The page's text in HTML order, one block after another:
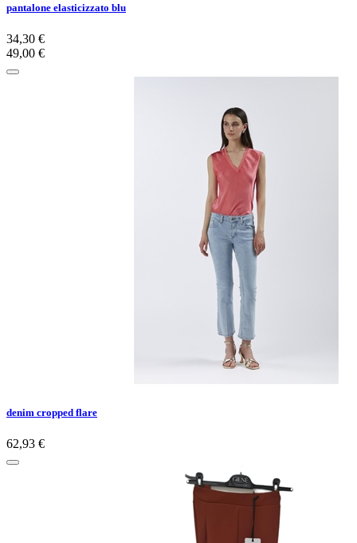
pantalone elasticizzato blu
34,30 €
49,00 €
denim cropped flare
62,93 €